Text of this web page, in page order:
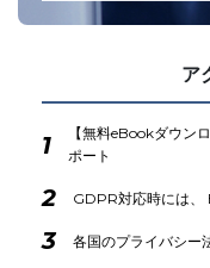
ア
1
【無料eBookダウン
ポート
2 GDPR対応時には、
3 各国のプライバシー